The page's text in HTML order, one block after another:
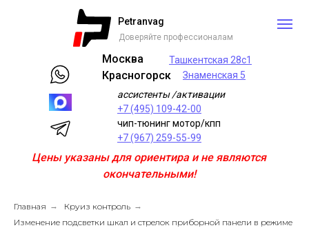
Ташкентская 28с1
Знаменская 5
ассистенты /активации
+7 (495) 109-42-00
чип-тюнинг мотор/кпп
+7 (967) 259-55-99
Москва
Красногорск
Petranvag
Доверяйте профессионалам
Цены указаны для ориентира и не являются
окончательными!
Главная → Круиз контроль →
Изменение подсветки шкал и стрелок приборной панели в режиме